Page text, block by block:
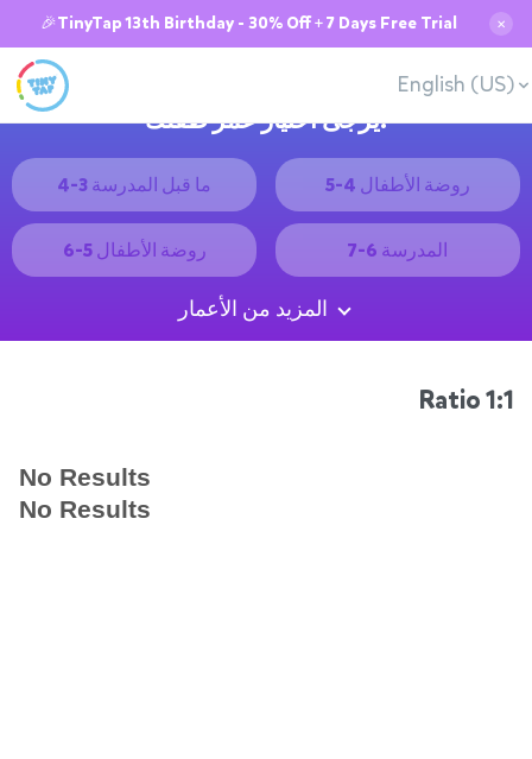
🎉TinyTap 13th Birthday - 30% Off + 7 Days Free Trial ✕
English (US)
يُرجى اختيار عمر طفلك:
ما قبل المدرسة 3-4 روضة الأطفال 4-5
روضة الأطفال 5-6 المدرسة 6-7
المزيد من الأعمار
1:1 Ratio
No Results
No Results